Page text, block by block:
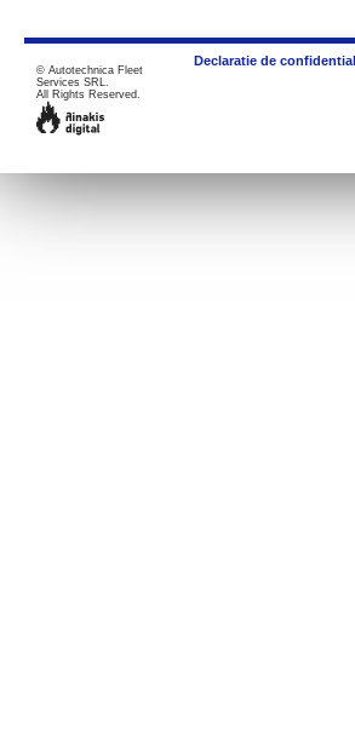
© Autotechnica Fleet
Services SRL.
All Rights Reserved.
Declaratie de